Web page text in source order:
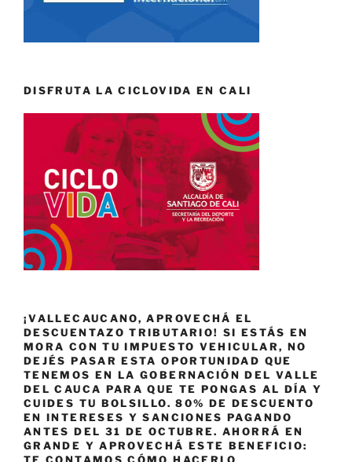
DISFRUTA LA CICLOVIDA EN CALI
¡VALLECAUCANO, APROVECHÁ EL
DESCUENTAZO TRIBUTARIO! SI ESTÁS EN
MORA CON TU IMPUESTO VEHICULAR, NO
DEJÉS PASAR ESTA OPORTUNIDAD QUE
TENEMOS EN LA GOBERNACIÓN DEL VALLE
DEL CAUCA PARA QUE TE PONGAS AL DÍA Y
CUIDES TU BOLSILLO. 80% DE DESCUENTO
EN INTERESES Y SANCIONES PAGANDO
ANTES DEL 31 DE OCTUBRE. AHORRÁ EN
GRANDE Y APROVECHÁ ESTE BENEFICIO: